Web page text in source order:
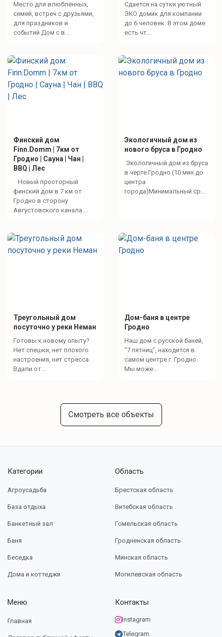
розжиг
мини холодильник
стол
кресла
чайник
соль, сахар
Зоны отдыха
беседка
качели уличные
банный чан (150 р)
халаты
тапочки
Спокойный отдых
проектор
книги
настольные игры
Пол-гамак на 2 этаже
сапборд (35 р)
Место для влюблённых,
семей, встреч с друзьями,
для праздников и
событий.Дом с в...
Сдается на сутки уютный
ЭКО домик для компании
до 6 человек. В этом доме
есть чт...
Финский дом
Finn.Domm | 7км от
Гродно | Сауна | Чан |
BBQ | Лес
Новый просторный
финский дом в 7 км от
Гродно в сторону
Августовского канала....
Экологичный дом из
нового бруса в Гродно
Экологичный дом из бруса
в черте Гродно.(10 мин до
центра
города)Минимальный ср...
Треугольный дом
посуточно у реки Неман
Готовы к новому опыту?
Нет спешки, нет плохого
настроения, нет стресса.
Вдали от...
Дом-баня в центре
Гродно
Наш дом с русской баней,
"7 пятниц", находится в
самом центре г. Гродно.
Мы може...
Смотреть все объекты
Категории
Агроусадьба
База отдыха
Банкетный зал
Баня
Беседка
Дома и коттеджи
Область
Брестская область
Витебская область
Гомельская область
Гродненская область
Минская область
Могилевская область
Меню
Главная
Контакты
Instagram
Telegram